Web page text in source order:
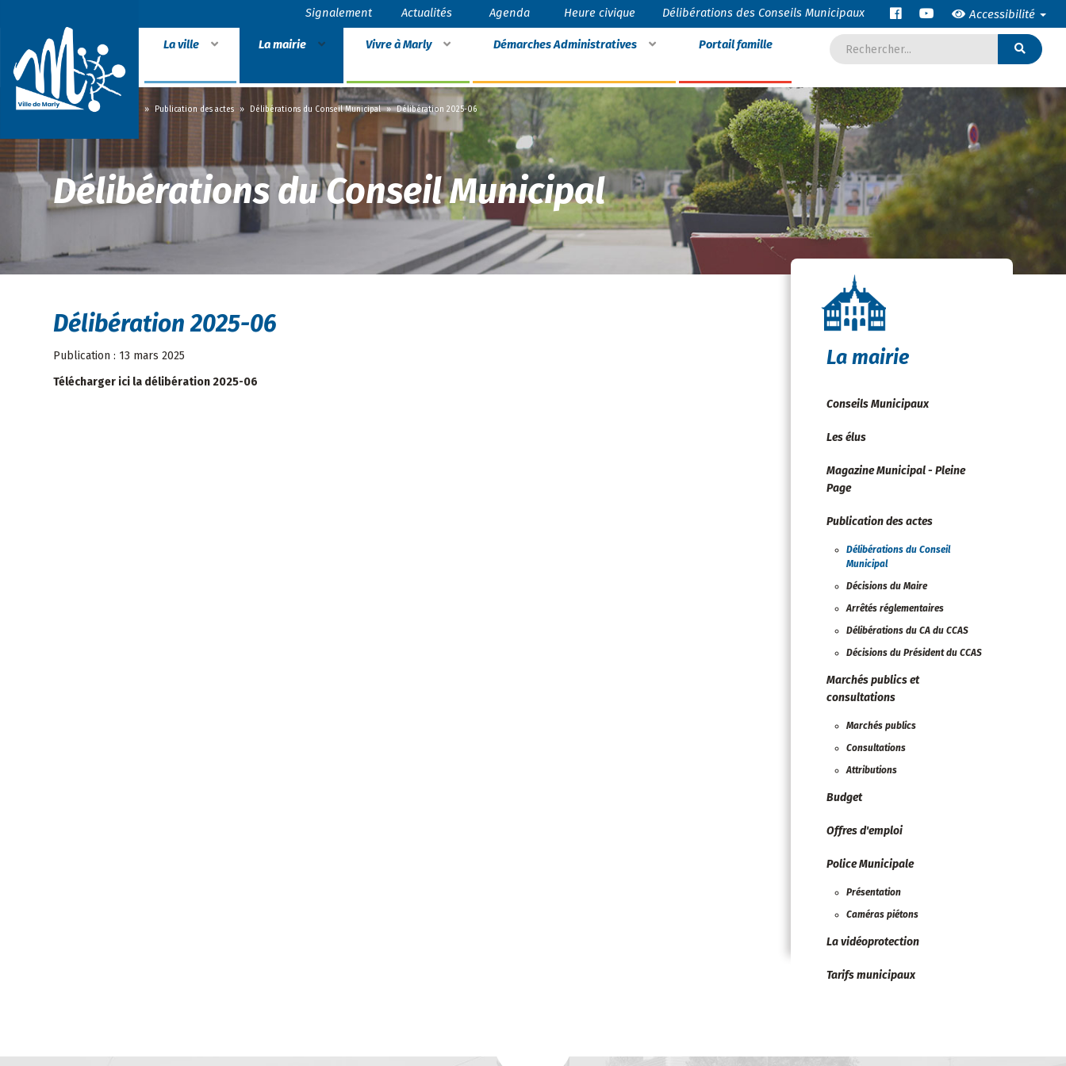
Signalement Actualités Agenda Heure civique Délibérations des Conseils Municipaux Accessibilité
La ville La mairie Vivre à Marly Démarches Administratives Portail famille
Accueil » » Publication des actes » Délibérations du Conseil Municipal » Délibération 2025-06
Délibérations du Conseil Municipal
Délibération 2025-06
Publication : 13 mars 2025
Télécharger ici la délibération 2025-06
La mairie
Conseils Municipaux
Les élus
Magazine Municipal - Pleine
Page
Publication des actes
Délibérations du Conseil
Municipal
Décisions du Maire
Arrêtés réglementaires
Délibérations du CA du CCAS
Décisions du Président du CCAS
Marchés publics et
consultations
Marchés publics
Consultations
Attributions
Budget
Offres d'emploi
Police Municipale
Présentation
Caméras piétons
La vidéoprotection
Tarifs municipaux